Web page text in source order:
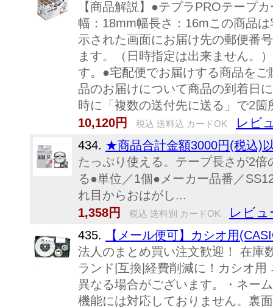
【商品解説】●テプラPROテープ
幅：18mm幅長さ：16mこの商品
示された画面にお届け先の郵便番
ます。（日時指定は出来ません
す。●宅配便でお届けする商品を
品のお届けについて商品の到着日
時に「複数の送付先に送る」で2
10,120円
税込 送料込 カードOK レビ
434. ★商品合計金額3000円(税込)
たっぷり使える。テープ長さが2
る●単位／1個●メーカー品番／
れ目からおはがし...
1,358円
税込 送料別 カードOK レビュ
435.
【メール便可】カシオ用
法人のまとめ買い注文歓迎！ 在庫
ランド|互換|経費削減に！カシオ
異なる場合がございます。・ネー
機能には対応しておりません。裏